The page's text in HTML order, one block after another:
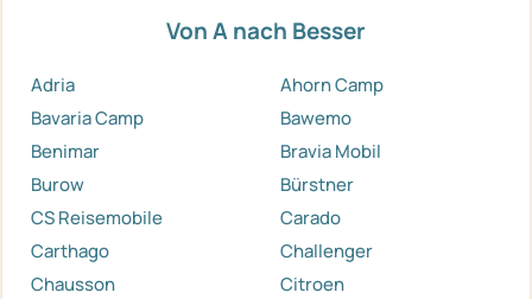
Von A nach Besser
Adria
Ahorn Camp
Bavaria Camp
Bawemo
Benimar
Bravia Mobil
Burow
Bürstner
CS Reisemobile
Carado
Carthago
Challenger
Chausson
Citroen